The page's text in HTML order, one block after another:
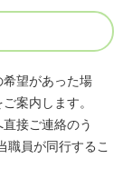
望があった場
案内します。
接ご連絡のう
職員が同行するこ